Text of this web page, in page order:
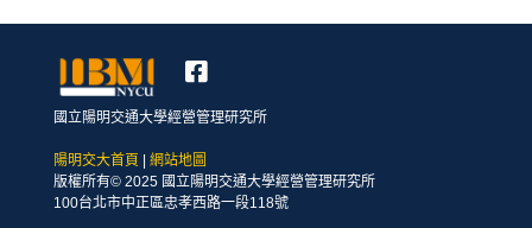
國立陽明交通大學經營管理研究所
陽明交大首頁
網站地圖
版權所有© 2025 國立陽明交通大學經營管理研究所
100台北市中正區忠孝西路一段118號